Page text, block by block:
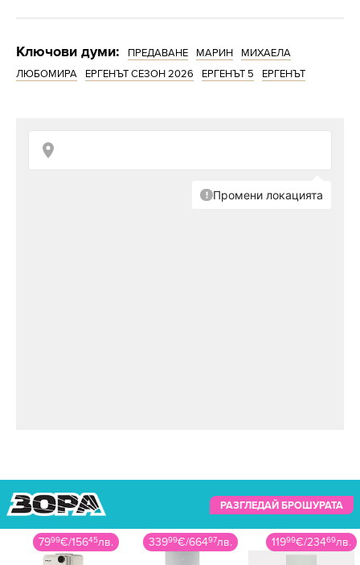
Ключови думи: ПРЕДАВАНЕ МАРИН
МИХАЕЛА
ЛЮБОМИРА
ЕРГЕНЪТ СЕЗОН 2026 ЕРГЕНЪТ 5 ЕРГЕНЪТ
РАЗГЛЕДАЙ БРОШУРАТА
33999€/66497лв. 11999€/23469лв. 59999€/117348лв.